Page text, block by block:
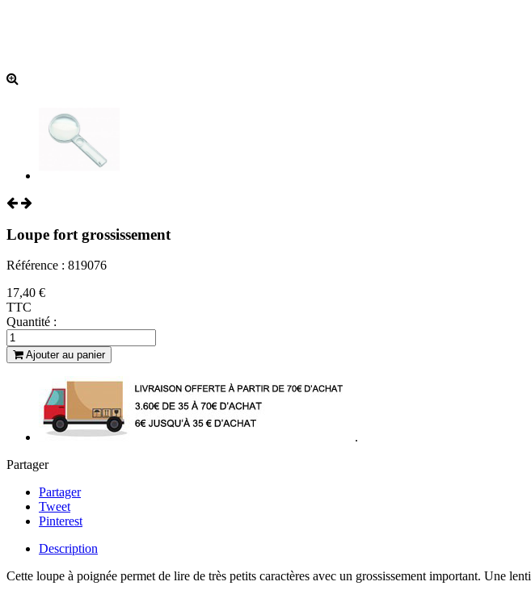
Loupe fort grossissement
Référence : 819076
17,40 €
TTC
Quantité :
Ajouter au panier
.
Partager
Partager
Tweet
Pinterest
Description
Cette loupe à poignée permet de lire de très petits caractères avec un grossissement important. Une